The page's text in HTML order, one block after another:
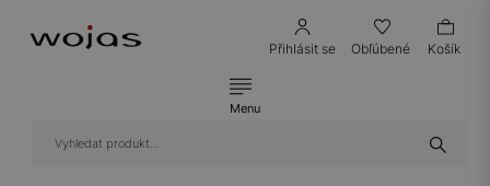
Přihlásit se Obľúbené Košík
Menu